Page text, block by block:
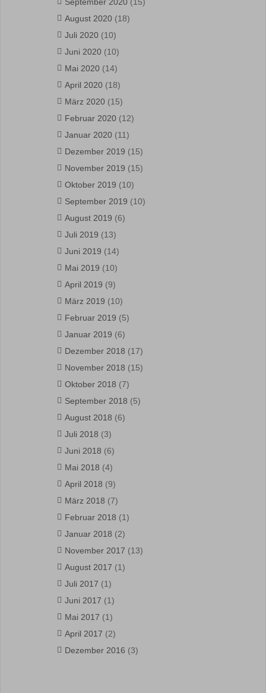
August 2020 (18)
Juli 2020 (10)
Juni 2020 (10)
Mai 2020 (14)
April 2020 (18)
März 2020 (15)
Februar 2020 (12)
Januar 2020 (11)
Dezember 2019 (15)
November 2019 (15)
Oktober 2019 (10)
September 2019 (10)
August 2019 (6)
Juli 2019 (13)
Juni 2019 (14)
Mai 2019 (10)
April 2019 (9)
März 2019 (10)
Februar 2019 (5)
Januar 2019 (6)
Dezember 2018 (17)
November 2018 (15)
Oktober 2018 (7)
September 2018 (5)
August 2018 (6)
Juli 2018 (3)
Juni 2018 (6)
Mai 2018 (4)
April 2018 (9)
März 2018 (7)
Februar 2018 (1)
Januar 2018 (2)
November 2017 (13)
August 2017 (1)
Juli 2017 (1)
Juni 2017 (1)
Mai 2017 (1)
April 2017 (2)
Dezember 2016 (3)